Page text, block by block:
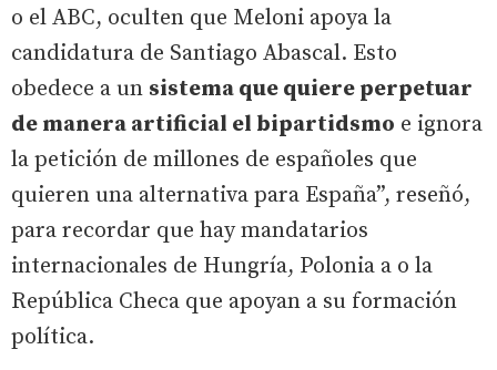
o el ABC, oculten que Meloni apoya la
candidatura de Santiago Abascal. Esto
obedece a un sistema que quiere perpetuar
de manera artificial el bipartidsmo e ignora
la petición de millones de españoles que
quieren una alternativa para España”, reseñó,
para recordar que hay mandatarios
internacionales de Hungría, Polonia a o la
República Checa que apoyan a su formación
política.